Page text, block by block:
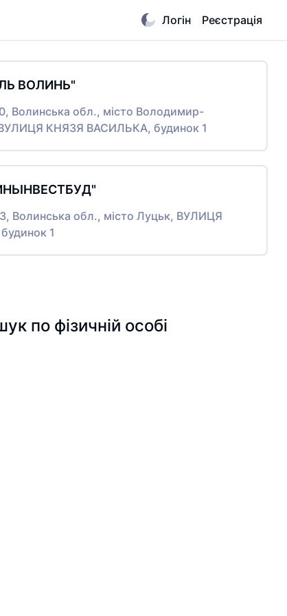
Логін Реєстрація
ВОЛИНЬ"
Волинська обл., місто Володимир-
КНЯЗЯ ВАСИЛЬКА, будинок 1
Волинська обл., місто Луцьк, ВУЛИЦЯ
1
фізичній особі